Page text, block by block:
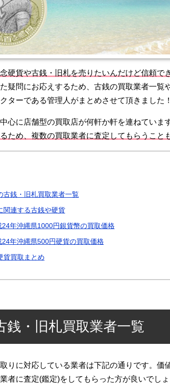
硬貨や古銭・旧札を売りたいんだけど信頼で
た疑問にお応えするため、古銭の買取業者一覧
ターである管理人がまとめさせて頂きました！
心に店舗型の買取店が何軒か軒を連ねていま
ため、複数の買取業者に査定してもらうこと
古銭・旧札買取業者一覧
関連する古銭や硬貨
24年沖縄県1000円銀貨幣の買取価格
24年沖縄県500円硬貨の買取価格
貨買取まとめ
銭・旧札買取業者一覧
りに対応している業者は下記の通りです。価
者に査定(鑑定)をしてもらった方が良いでし